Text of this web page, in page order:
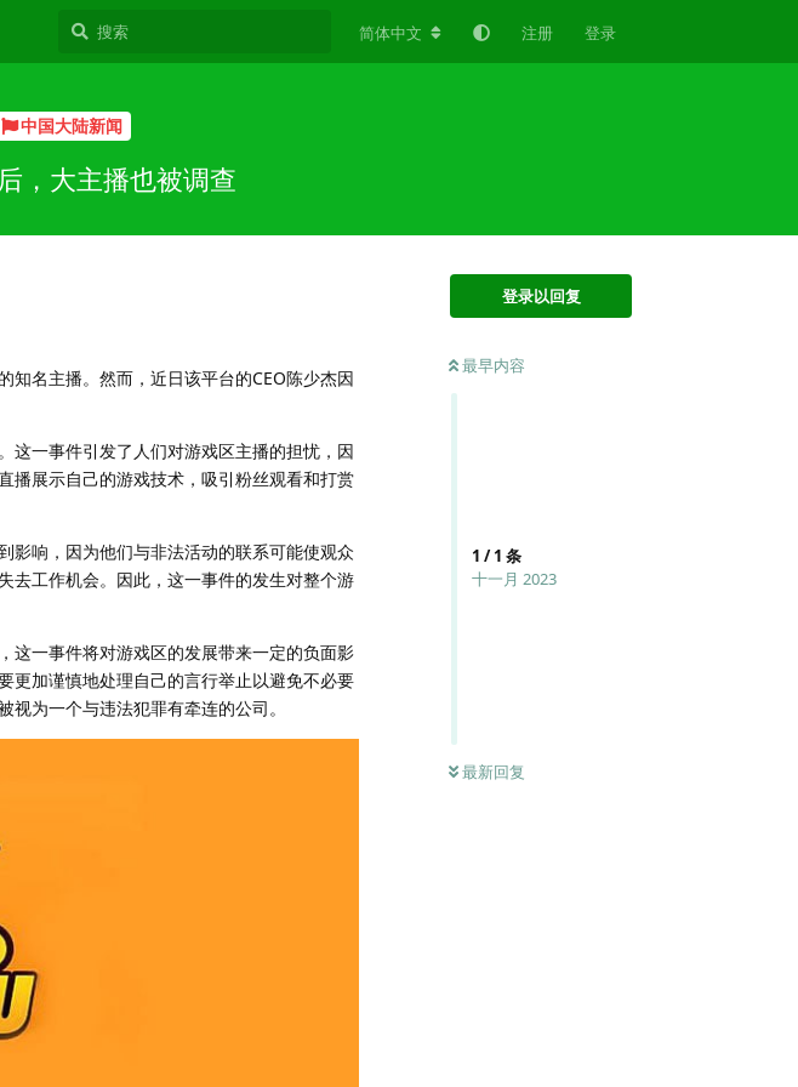
简体中文 注册 登录
中国大陆新闻
，大主播也被调查
登录以回复
最早内容
1 /1 条
十一月 2023
最新回复
知名主播。然而，近日该平台的CEO陈少杰因
这一事件引发了人们对游戏区主播的担忧，因
播展示自己的游戏技术，吸引粉丝观看和打赏
影响，因为他们与非法活动的联系可能使观众
去工作机会。因此，这一事件的发生对整个游
这一事件将对游戏区的发展带来一定的负面影
更加谨慎地处理自己的言行举止以避免不必要
为一个与违法犯罪有牵连的公司。